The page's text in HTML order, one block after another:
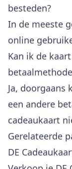
besteden?
In de meeste
online
Kan ik de
Ja, doorgaans
een andere
cadeaukaart
Gerelateerde
DE